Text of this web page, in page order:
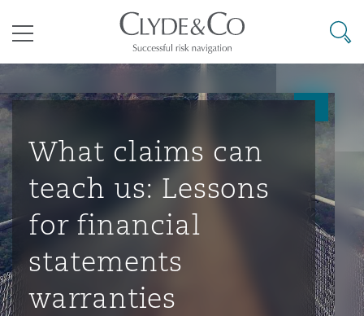
空
Commerical Dispute
业与咨询
企业、商业与合规保险
议解决
Commercial Arbitration
Commercial Litigation
Energy & Natural Resources
Trade & Commodities
Corporate, Commercial &
Insurance
基础设施
Anti-Bribery & Corruption
External Investigations
候变化
Code
& Co Newton - 解锁智能索赔新模式
罗
普敦
累斯萨拉姆
谷
京
里斯班
拉加斯
西哥城
约热内卢
布扎比
罗
哈
特兰大
士顿
尔加里
伯丁
尔法斯特
明翰
目录
其礼律所事务所
搜寻
What claims can
teach us: Lessons
for financial
statements
warranties